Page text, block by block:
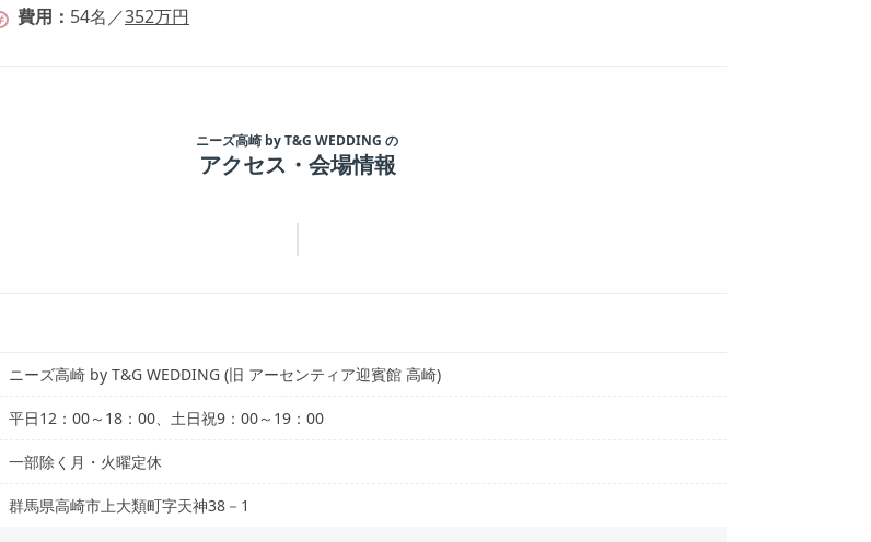
費用 54名 ／352万円
ニーズ高崎 by T&G WEDDING の
アクセス・会場情報
ニーズ高崎 by T&G WEDDING (旧 アーセンティア迎賓館 高崎)
平日12：00～18：00、土日祝9：00～19：00
一部除く月・火曜定休
群馬県高崎市上大類町字天神38－1